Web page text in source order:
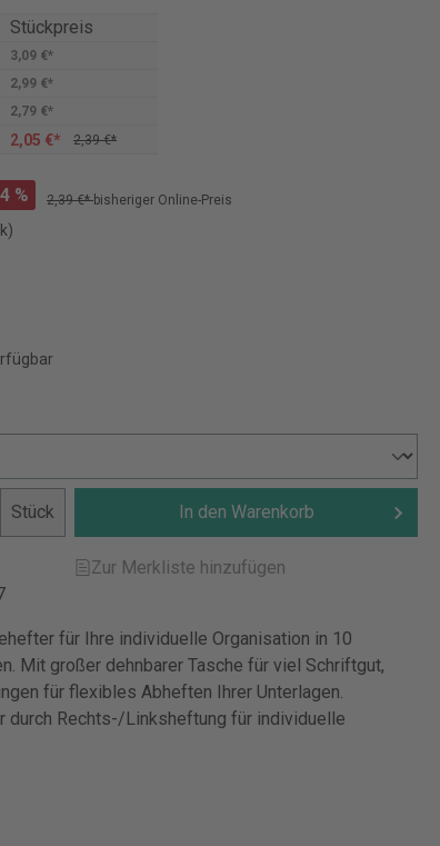
Stückpreis
3,09 €*
2,99 €*
2,79 €*
2,05 €* 2,39 €*
% 2,39 €*bisheriger Online-Preis
Stück In den Warenkorb
Zur Merkliste hinzufügen
für Ihre individuelle Organisation in 10
Mit großer dehnbarer Tasche für viel Schriftgut,
für flexibles Abheften Ihrer Unterlagen.
durch Rechts-/Linksheftung für individuelle